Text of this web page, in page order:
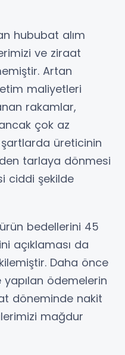
hububat alım
ve ziraat
Artan
maliyetleri
rakamlar,
çok az
şartlarda üreticinin
tarlaya dönmesi
ciddi şekilde
bedellerini 45
açıklaması da
Daha önce
ödemelerin
döneminde nakit
mağdur